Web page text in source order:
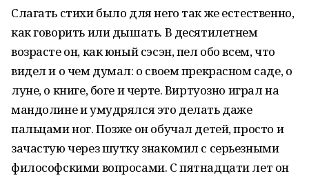
Слагать стихи было для него так же естественно,
как говорить или дышать. В десятилетнем
возрасте он, как юный сэсэн, пел обо всем, что
видел и о чем думал: о своем прекрасном саде, о
луне, о книге, боге и черте. Виртуозно играл на
мандолине и умудрялся это делать даже
пальцами ног. Позже он обучал детей, просто и
зачастую через шутку знакомил с серьезными
философскими вопросами. С пятнадцати лет он